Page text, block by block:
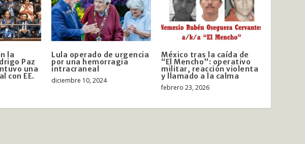
la
Paz
una
con EE.
Lula operado de urgencia
por una hemorragia
intracraneal
diciembre 10, 2024
México tras la caída de
“El Mencho”: operativo
militar, reacción violenta
y llamado a la calma
febrero 23, 2026